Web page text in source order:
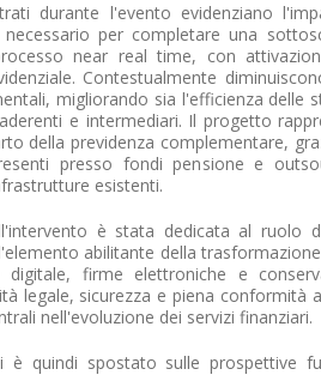
durante l'evento evidenziano
per completare una
near real time, con
Contestualmente
migliorando sia l'efficienza delle
e intermediari. Il progetto
della previdenza complementare,
presso fondi pensione e
esistenti.
è stata dedicata al ruolo
abilitante della
digitale, firme elettroniche e
legale, sicurezza e piena conformità
nell'evoluzione dei servizi finanziari.
è quindi spostato sulle prospettive